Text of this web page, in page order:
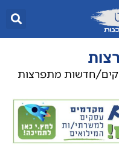
חדשות מתפרצות